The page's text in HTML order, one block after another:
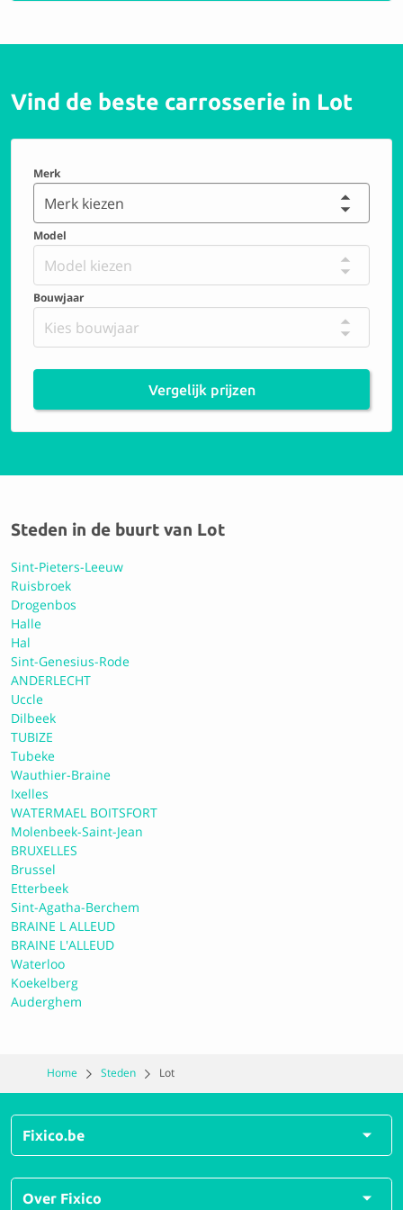
EDARCO BIS SRL
Carrosserie de Waterloo SPRL
Carrosserie Vannerum
9.0 Uitstekend
9.3 Perfect
Vind de beste carrosserie in Lot
Merk
Merk kiezen
Model
Model kiezen
Bouwjaar
Kies bouwjaar
Vergelijk prijzen
Steden in de buurt van Lot
Sint-Pieters-Leeuw
Ruisbroek
Drogenbos
Halle
Hal
Sint-Genesius-Rode
ANDERLECHT
Uccle
Dilbeek
TUBIZE
Tubeke
Wauthier-Braine
Ixelles
WATERMAEL BOITSFORT
Molenbeek-Saint-Jean
BRUXELLES
Brussel
Etterbeek
Sint-Agatha-Berchem
BRAINE L ALLEUD
BRAINE L'ALLEUD
Waterloo
Koekelberg
Auderghem
Home Steden Lot
Fixico.be
Alle herstellingen
Over Fixico